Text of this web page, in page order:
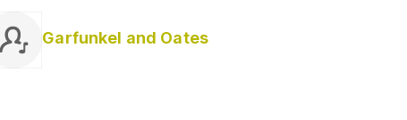
Garfunkel and Oates